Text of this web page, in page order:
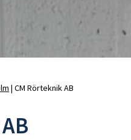
CM Rörteknik AB